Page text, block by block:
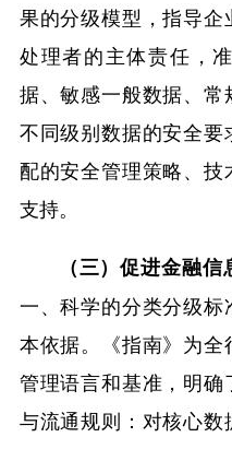
果的分级模型，指导
处理者的主体责任，
据、敏感一般数据、
不同级别数据的安全
配的安全管理策略、
支持。
（三）促进金融
一、科学的分类分级
本依据。《指南》为
管理语言和基准，明
与流通规则：对核心